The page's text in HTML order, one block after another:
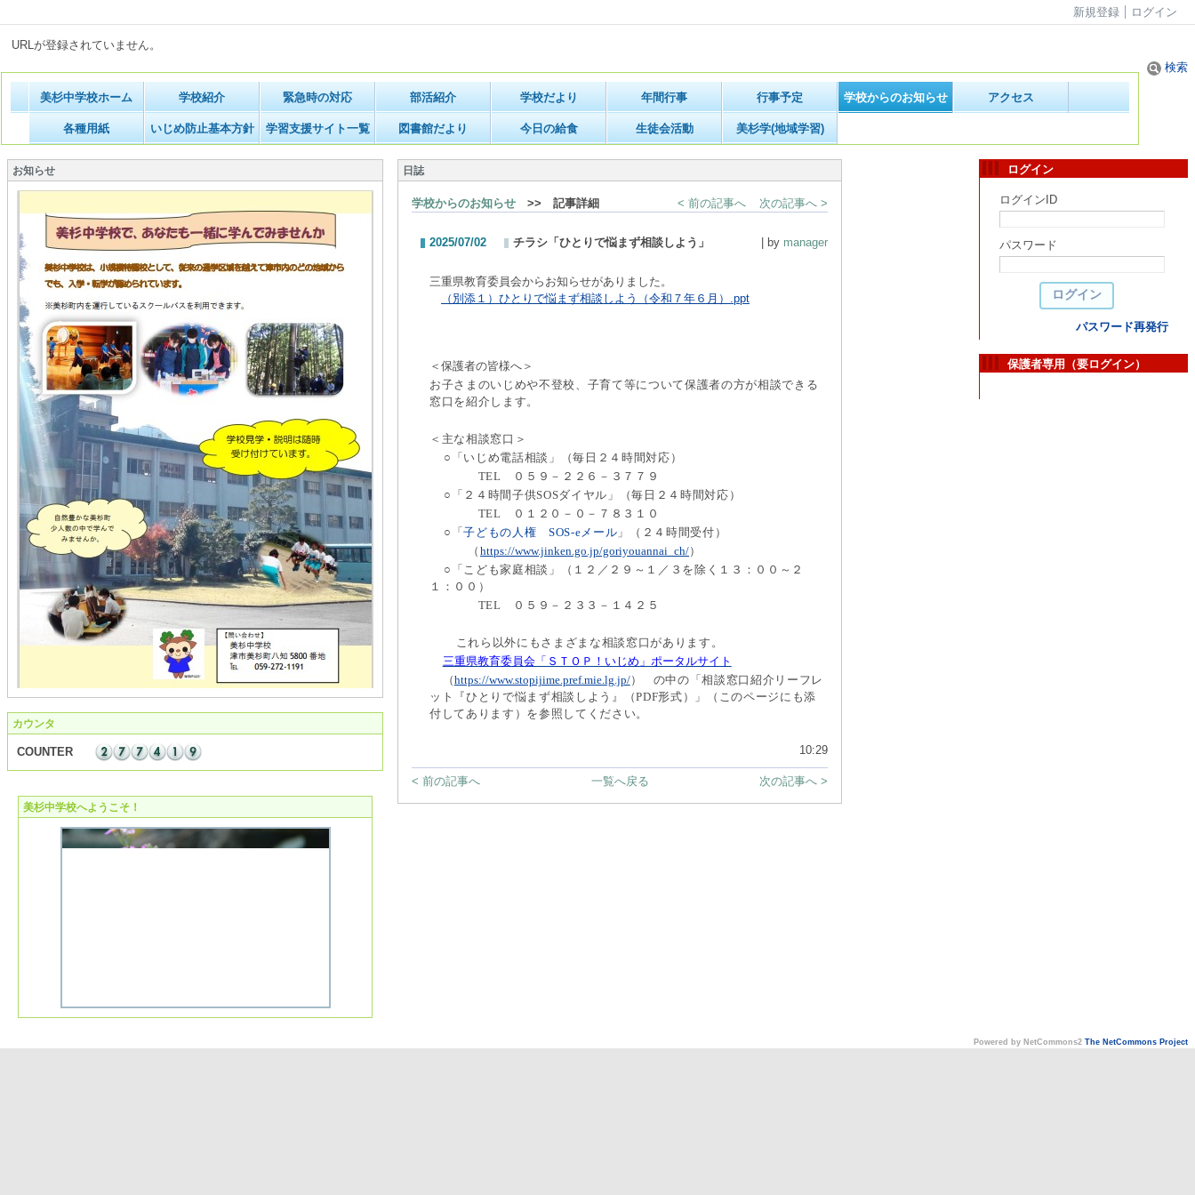
新規登録 ログイン
URLが登録されていません。
美杉中学校ホーム 学校紹介 緊急時の対応 部活紹介 学校だより 年間行事 行事予定 学校からのお知らせ アクセス
各種用紙 いじめ防止基本方針 学習支援サイト一覧 図書館だより 今日の給食 生徒会活動 美杉学(地域学習)
検索
お知らせ
カウンタ
COUNTER
美杉中学校へようこそ！
日誌
学校からのお知らせ >> 記事詳細 < 前の記事へ 次の記事へ >
2025/07/02 チラシ「ひとりで悩まず相談しよう」 | by manager
三重県教育委員会からお知らせがありました。
（別添１）ひとりで悩まず相談しよう（令和７年６月）.ppt
＜保護者の皆様へ＞
お子さまのいじめや不登校、子育て等について保護者の方が相談できる
窓口を紹介します。
＜主な相談窓口＞
○「いじめ電話相談」（毎日２４時間対応）
TEL
０５９－２２６－３７７９
○「２４時間子供SOSダイヤル」（毎日２４時間対応）
TEL
０１２０－０－７８３１０
○「子どもの人権SOS-eメール 」（２４時間受付）
（ https://www.jinken.go.jp/goriyouannai_ch/）
○「こども家庭相談」（１２／２９～１／３を除く１３：００～２
１：００）
TEL
０５９－２３３－１４２５
これら以外にもさまざまな相談窓口があります。
三重県教育委員会「ＳＴＯＰ！いじめ」ポータルサイト
（https://www.stopijime.pref.mie.lg.jp/） の中の「相談窓口紹介リーフレ
ット『ひとりで悩まず相談しよう』（PDF形式）」（このページにも添
付してあります）を参照してください。
10:29
< 前の記事へ 次の記事へ >
一覧へ戻る
ログイン
ログインID
パスワード
パスワード再発行
保護者専用（要ログイン）
Powered by NetCommons2 The NetCommons Project